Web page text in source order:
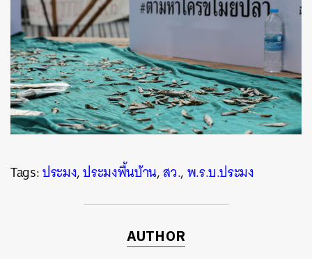
Tags:ประมง,ประมงพื้นบ้าน,สว.,พ.ร.บ.ประมง
AUTHOR